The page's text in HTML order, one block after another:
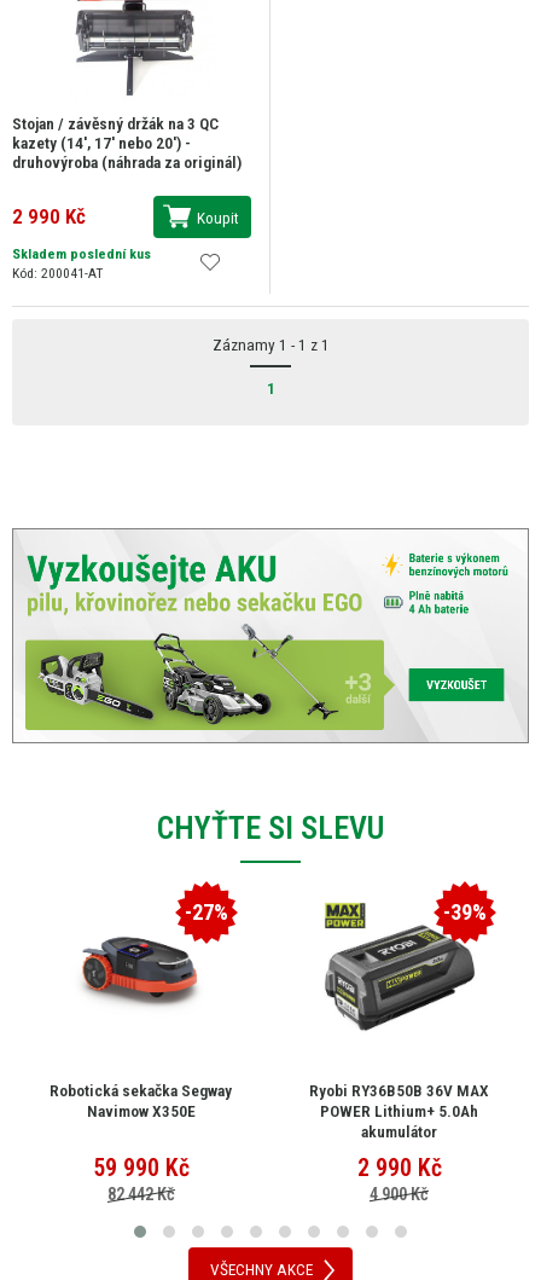
Stojan / závěsný držák na 3 QC
kazety (14', 17' nebo 20') -
druhovýroba (náhrada za originál)
2 990 Kč Koupit
Skladem poslední kus
Kód: 200041-AT
Záznamy 1 - 1 z 1
1
CHYŤTE SI SLEVU
-27%
Robotická sekačka Segway
Navimow X350E
59 990 Kč
82 442 Kč
-39%
Ryobi RY36B50B 36V MAX
POWER Lithium+ 5.0Ah
akumulátor
2 990 Kč
4 900 Kč
VŠECHNY AKCE